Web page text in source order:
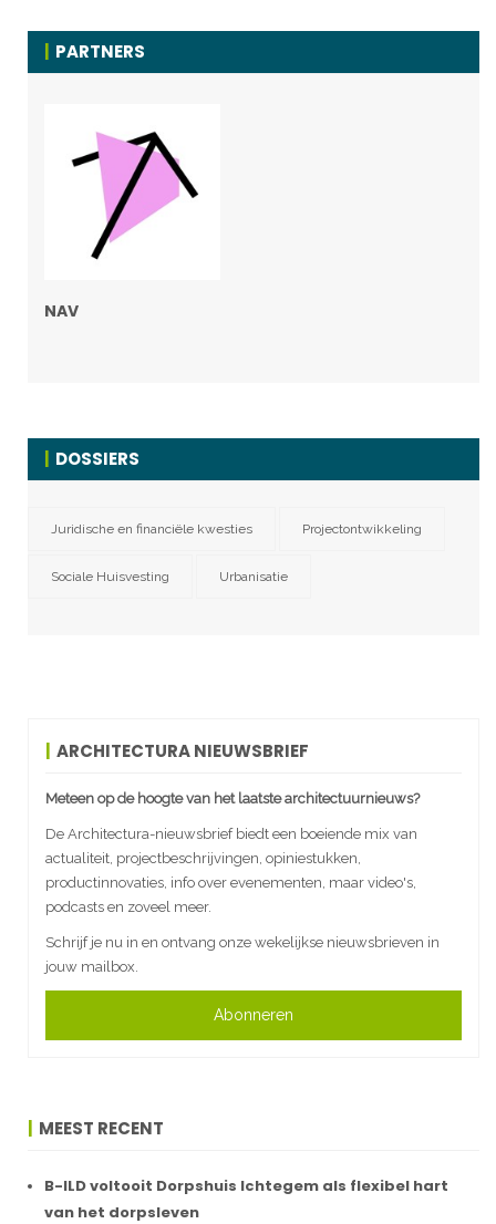
PARTNERS
NAV
DOSSIERS
Juridische en financiële kwesties Projectontwikkeling
Sociale Huisvesting Urbanisatie
ARCHITECTURA NIEUWSBRIEF
Meteen op de hoogte van het laatste architectuurnieuws?
De Architectura-nieuwsbrief biedt een boeiende mix van
actualiteit, projectbeschrijvingen, opiniestukken,
productinnovaties, info over evenementen, maar video's,
podcasts en zoveel meer.
Schrijf je nu in en ontvang onze wekelijkse nieuwsbrieven in
jouw mailbox.
Abonneren
MEEST RECENT
B-ILD voltooit Dorpshuis Ichtegem als flexibel hart
van het dorpsleven